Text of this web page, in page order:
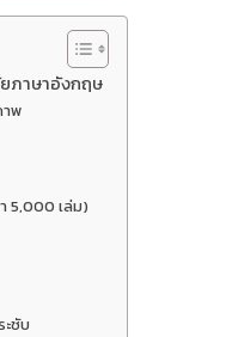
ยภาษาอังกฤษ
าพ
5,000 เล่ม)
ชับ